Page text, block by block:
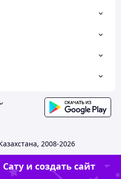
2008-2026
и создать сайт